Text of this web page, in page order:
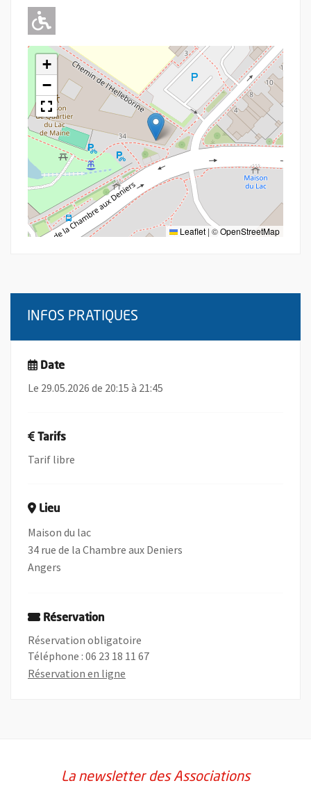
Adapté pour l'handicap Moteur
+
−
Leaflet | ©OpenStreetMap
INFOS PRATIQUES
Date
Le 29.05.2026 de 20:15 à 21:45
Tarifs
Tarif libre
Lieu
Maison du lac
34 rue de la Chambre aux Deniers
Angers
Réservation
Réservation obligatoire
Téléphone : 06 23 18 11 67
Réservation en ligne
La newsletter des Associations